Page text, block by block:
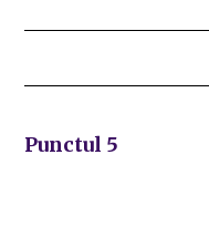
Punctul 5